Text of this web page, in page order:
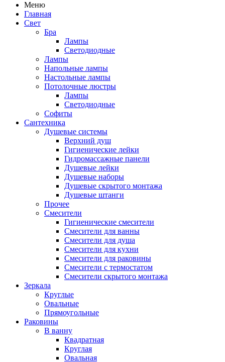
Меню
Главная
Свет
Бра
Лампы
Светодиодные
Лампы
Напольные лампы
Настольные лампы
Потолочные люстры
Лампы
Светодиодные
Софиты
Сантехника
Душевые системы
Верхний душ
Гигиенические лейки
Гидромассажные панели
Душевые лейки
Душевые наборы
Душевые скрытого монтажа
Душевые штанги
Прочее
Смесители
Гигиенические смесители
Смесители для ванны
Смесители для душа
Смесители для кухни
Смесители для раковины
Смесители с термостатом
Смесители скрытого монтажа
Зеркала
Круглые
Овальные
Прямоугольные
Раковины
В ванну
Квадратная
Круглая
Овальная